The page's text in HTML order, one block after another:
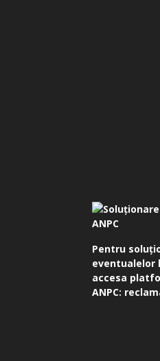
Pentru
eventualelor
accesa
ANPC: